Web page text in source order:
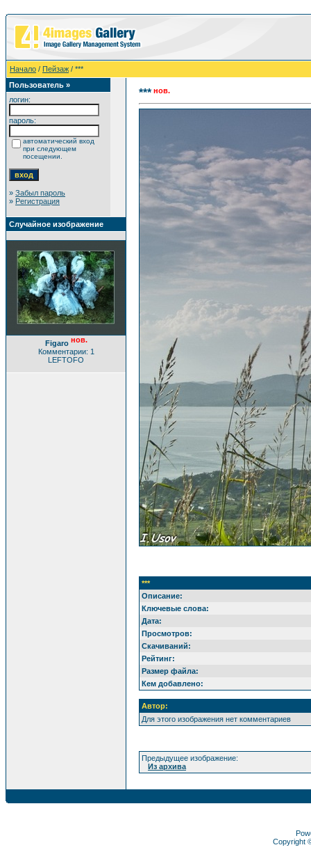
Начало / Пейзаж / ***
Пользователь »
логин:
пароль:
автоматический вход
при следующем
посещении.
» Забыл пароль
» Регистрация
Случайное изображение
Figaro нов.
Комментарии: 1
LEFTOFO
*** нов.
***
Описание:
Ключевые слова:
Дата:
Просмотров:
Скачиваний:
Рейтинг:
Размер файла:
Кем добавлено:
Автор:
Для этого изображения нет комментариев
Предыдущее изображение:
Из архива
Copyright